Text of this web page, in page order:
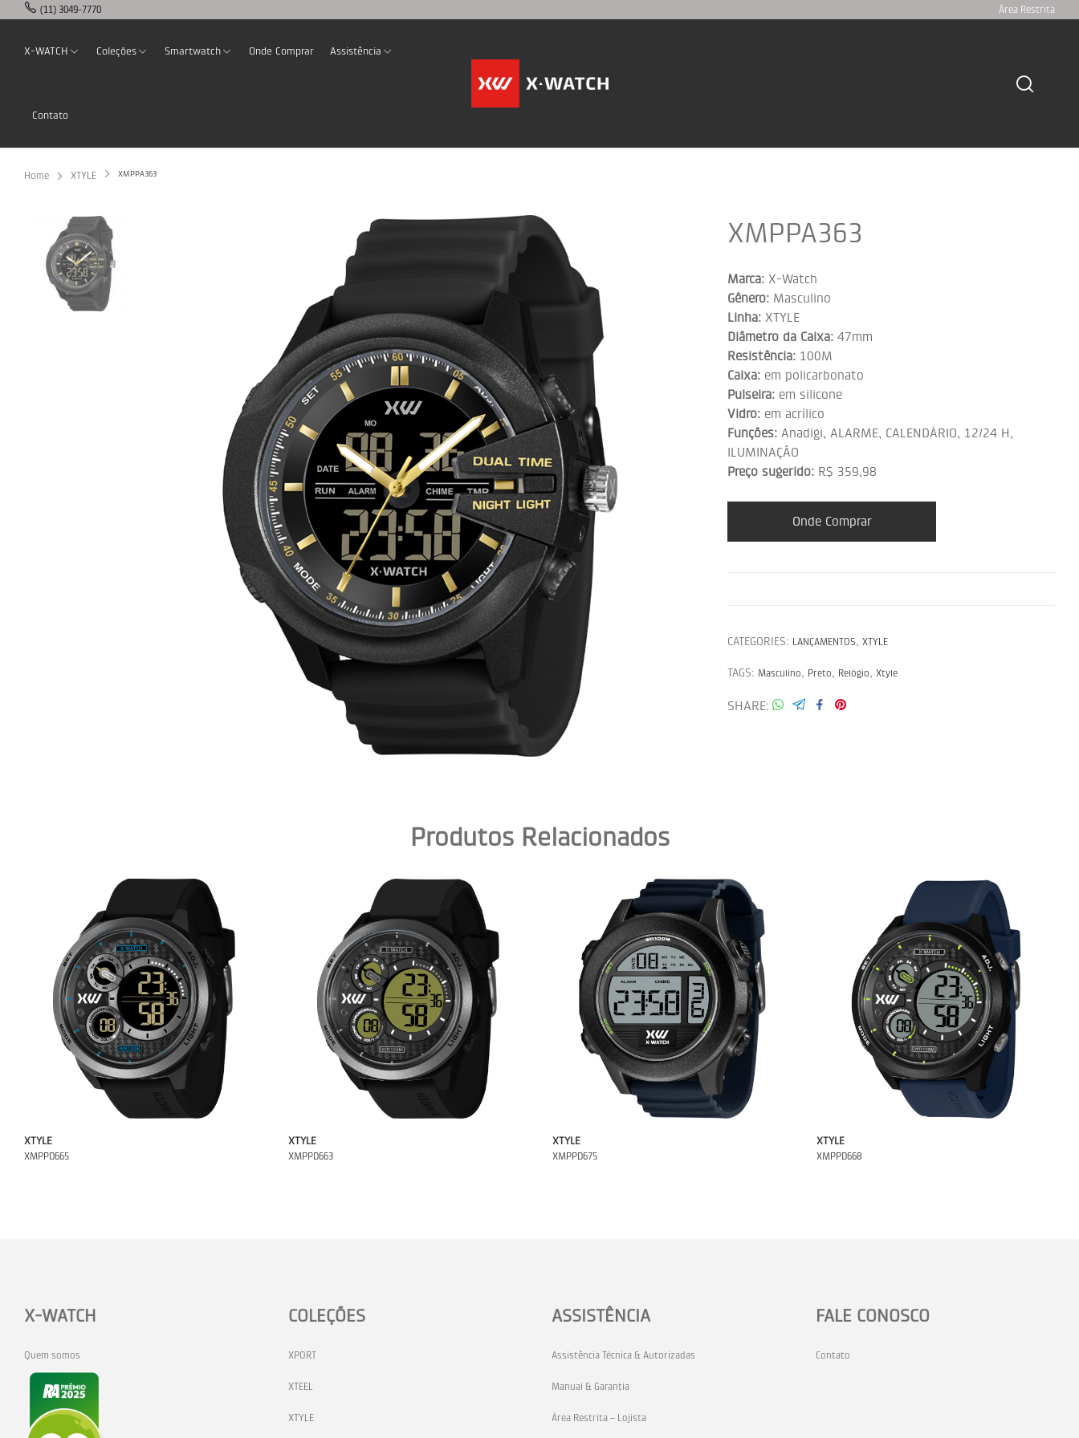
(11) 3049-7770 Área Restrita
X-WATCH Coleções Smartwatch Onde Comprar Assistência
Contato
Home XTYLE XMPPA363
XMPPA363
Marca: X-Watch
Gênero: Masculino
Linha: XTYLE
Diâmetro da Caixa: 47mm
Resistência: 100M
Caixa: em policarbonato
Pulseira: em silicone
Vidro: em acrílico
Funções: Anadigi, ALARME, CALENDÁRIO, 12/24 H,
ILUMINAÇÃO
Preço sugerido: R$ 359,98
Onde Comprar
CATEGORIES: LANÇAMENTOS, XTYLE
TAGS: Masculino, Preto, Relógio, Xtyle
SHARE
Produtos Relacionados
XTYLE
XMPPD665
XTYLE
XMPPD663
XTYLE
XMPPD675
XTYLE
XMPPD668
X-WATCH
Quem somos
COLEÇÕES
XPORT
XTEEL
XTYLE
ASSISTÊNCIA
Assistência Técnica & Autorizadas
Manual & Garantia
Área Restrita – Lojista
FALE CONOSCO
Contato